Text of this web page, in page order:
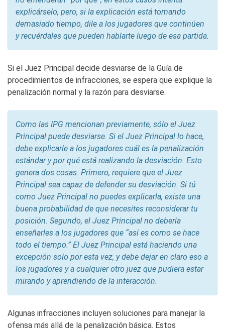
explicárselo, pero, si la explicación está tomando
demasiado tiempo, dile a los jugadores que continúen
y recuérdales que pueden hablarte luego de esa partida.
Si el Juez Principal decide desviarse de la Guía de
procedimientos de infracciones, se espera que explique la
penalización normal y la razón para desviarse.
Como las IPG mencionan previamente, sólo el Juez
Principal puede desviarse. Si el Juez Principal lo hace,
debe explicarle a los jugadores cuál es la penalización
estándar y por qué está realizando la desviación. Esto
genera dos cosas. Primero, requiere que el Juez
Principal sea capaz de defender su desviación. Si tú
como Juez Principal no puedes explicarla, existe una
buena probabilidad de que necesites reconsiderar tu
posición. Segundo, el Juez Principal no debería
enseñarles a los jugadores que “así es como se hace
todo el tiempo.” El Juez Principal está haciendo una
excepción solo por esta vez, y debe dejar en claro eso a
los jugadores y a cualquier otro juez que pudiera estar
mirando y aprendiendo de la interacción.
Algunas infracciones incluyen soluciones para manejar la
ofensa más allá de la penalización básica. Estos